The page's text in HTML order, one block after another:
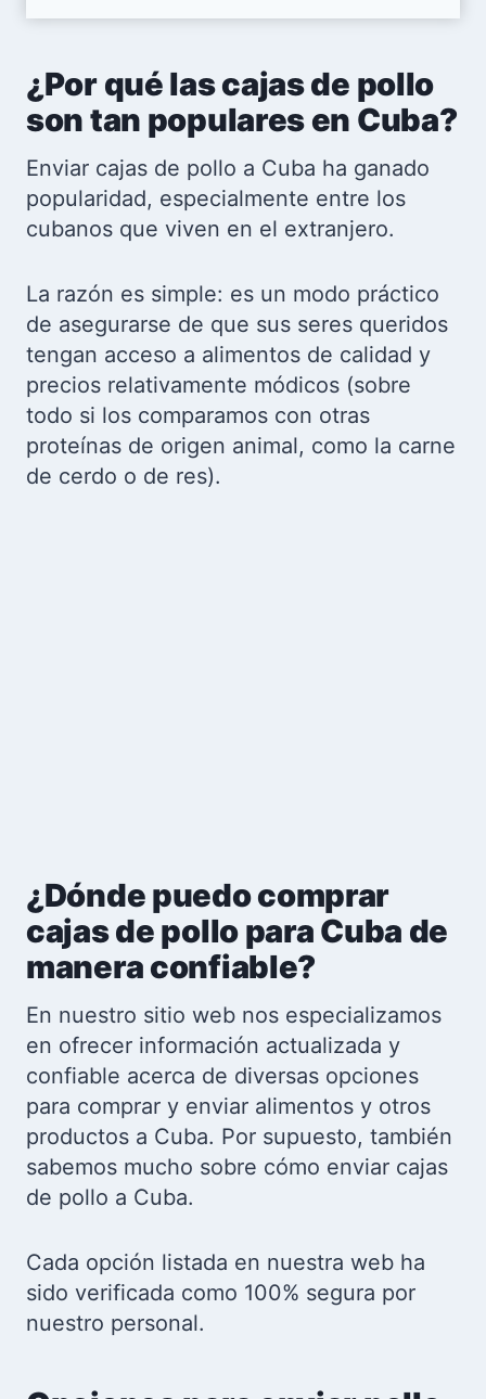
¿Por qué las cajas de pollo
son tan populares en Cuba?
Enviar cajas de pollo a Cuba ha ganado
popularidad, especialmente entre los
cubanos que viven en el extranjero.
La razón es simple: es un modo práctico
de asegurarse de que sus seres queridos
tengan acceso a alimentos de calidad y
precios relativamente módicos (sobre
todo si los comparamos con otras
proteínas de origen animal, como la carne
de cerdo o de res).
¿Dónde puedo comprar
cajas de pollo para Cuba de
manera confiable?
En nuestro sitio web nos especializamos
en ofrecer información actualizada y
confiable acerca de diversas opciones
para comprar y enviar alimentos y otros
productos a Cuba. Por supuesto, también
sabemos mucho sobre cómo enviar cajas
de pollo a Cuba.
Cada opción listada en nuestra web ha
sido verificada como 100% segura por
nuestro personal.